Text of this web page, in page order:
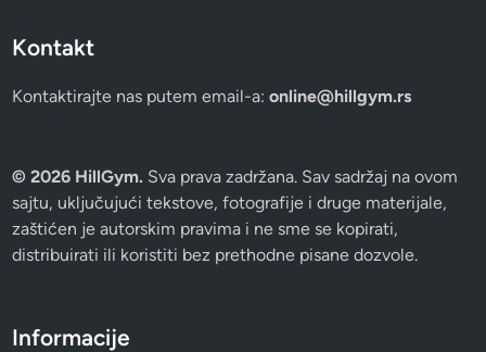
Kontakt
Kontaktirajte nas putem email-a:online@hillgym.rs
© 2026 HillGym. Sva prava zadržana. Sav sadržaj na ovom
sajtu, uključujući tekstove, fotografije i druge materijale,
zaštićen je autorskim pravima i ne sme se kopirati,
distribuirati ili koristiti bez prethodne pisane dozvole.
Informacije